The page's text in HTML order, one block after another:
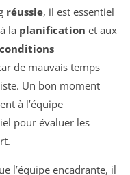
réussie, il est essentiel
la planification et aux
conditions
de mauvais temps
Un bon moment
à l’équipe
pour évaluer les
l’équipe encadrante, il